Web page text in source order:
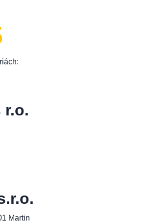
r.o.
Martin